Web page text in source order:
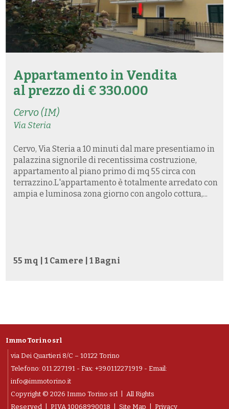
Appartamento in Vendita
al prezzo di € 330.000
Cervo (IM)
Via Steria
Cervo, Via Steria a 10 minuti dal mare presentiamo in
palazzina signorile di recentissima costruzione,
appartamento al piano primo di mq 55 circa con
terrazzino.L'appartamento è totalmente arredato con
ampia e luminosa zona giorno con angolo cottura,...
55 mq | 1 Camere | 1 Bagni
Immo Torino srl
via Dei Quartieri 8/C – 10122 Torino
Telefono: 011.227191- Fax: +39.0112271919 - Email:
info@immotorino.it
Copyright © 2026 Immo Torino srl | All Rights
Reserved | P.IVA 10068990018 Site Map Privacy